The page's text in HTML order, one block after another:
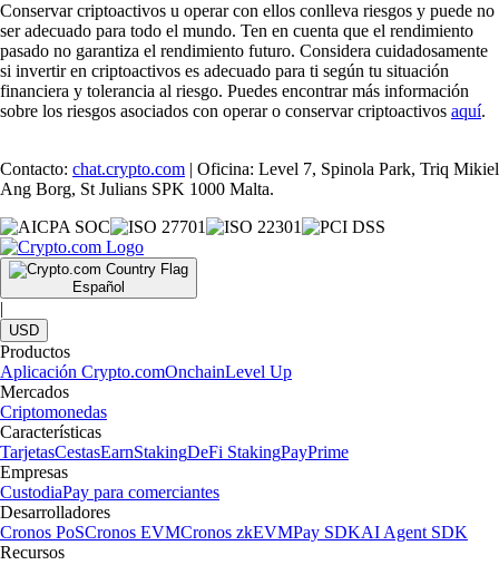
Conservar criptoactivos u operar con ellos conlleva riesgos y puede no
ser adecuado para todo el mundo. Ten en cuenta que el rendimiento
pasado no garantiza el rendimiento futuro. Considera cuidadosamente
si invertir en criptoactivos es adecuado para ti según tu situación
financiera y tolerancia al riesgo. Puedes encontrar más información
sobre los riesgos asociados con operar o conservar criptoactivos aquí.
Contacto: chat.crypto.com | Oficina: Level 7, Spinola Park, Triq Mikiel
Ang Borg, St Julians SPK 1000 Malta.
Español
|
USD
Productos
Aplicación Crypto.comOnchainLevel Up
Mercados
Criptomonedas
Características
TarjetasCestasEarnStakingDeFi StakingPayPrime
Empresas
CustodiaPay para comerciantes
Desarrolladores
Cronos PoSCronos EVMCronos zkEVMPay SDKAI Agent SDK
Recursos